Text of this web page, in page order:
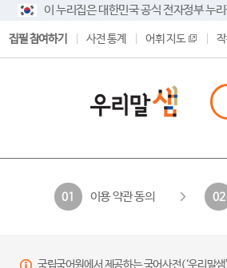
이 누리집은 대한민국 공식 전자정부 누
집필 참여하기 사전 통계 어휘 지도
01 이용 약관 동의 02
국립국어원에서 제공하는 국어사전(‘우리말